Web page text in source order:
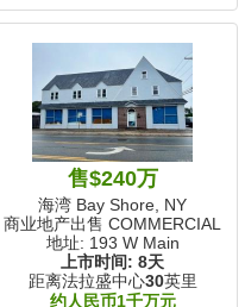
售$240万
海湾 Bay Shore, NY
商业地产出售 COMMERCIAL
地址: 193 W Main
上市时间: 8天
距离法拉盛中心30英里
约人民币1千万元